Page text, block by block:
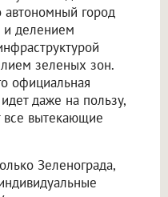
автономный город
и делением
зеленых зон.
официальная
даже на пользу,
все вытекающие
Зеленограда,